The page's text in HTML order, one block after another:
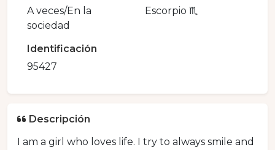
A veces/En la
sociedad
Escorpio ♏️
Identificación
95427
Descripción
I am a girl who loves life. I try to always smile and